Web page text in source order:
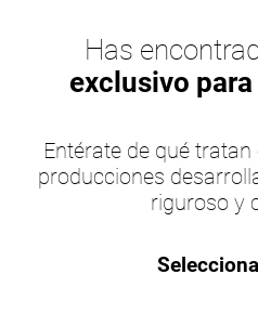
Has
exclusivo
Entérate de qué
producciones
riguroso y